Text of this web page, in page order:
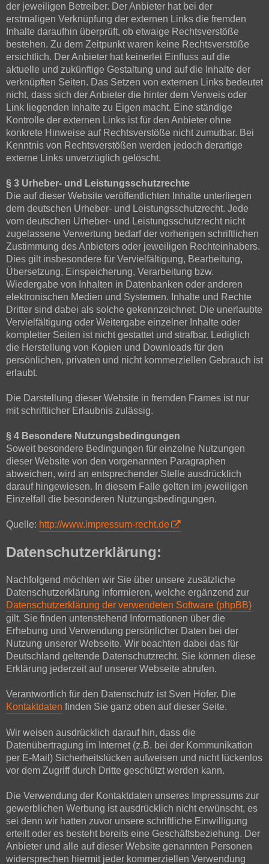
der jeweiligen Betreiber. Der Anbieter hat bei der
erstmaligen Verknüpfung der externen Links die fremden
Inhalte daraufhin überprüft, ob etwaige Rechtsverstöße
bestehen. Zu dem Zeitpunkt waren keine Rechtsverstöße
ersichtlich. Der Anbieter hat keinerlei Einfluss auf die
aktuelle und zukünftige Gestaltung und auf die Inhalte der
verknüpften Seiten. Das Setzen von externen Links bedeutet
nicht, dass sich der Anbieter die hinter dem Verweis oder
Link liegenden Inhalte zu Eigen macht. Eine ständige
Kontrolle der externen Links ist für den Anbieter ohne
konkrete Hinweise auf Rechtsverstöße nicht zumutbar. Bei
Kenntnis von Rechtsverstößen werden jedoch derartige
externe Links unverzüglich gelöscht.
§ 3 Urheber- und Leistungsschutzrechte
Die auf dieser Website veröffentlichten Inhalte unterliegen
dem deutschen Urheber- und Leistungsschutzrecht. Jede
vom deutschen Urheber- und Leistungsschutzrecht nicht
zugelassene Verwertung bedarf der vorherigen schriftlichen
Zustimmung des Anbieters oder jeweiligen Rechteinhabers.
Dies gilt insbesondere für Vervielfältigung, Bearbeitung,
Übersetzung, Einspeicherung, Verarbeitung bzw.
Wiedergabe von Inhalten in Datenbanken oder anderen
elektronischen Medien und Systemen. Inhalte und Rechte
Dritter sind dabei als solche gekennzeichnet. Die unerlaubte
Vervielfältigung oder Weitergabe einzelner Inhalte oder
kompletter Seiten ist nicht gestattet und strafbar. Lediglich
die Herstellung von Kopien und Downloads für den
persönlichen, privaten und nicht kommerziellen Gebrauch ist
erlaubt.
Die Darstellung dieser Website in fremden Frames ist nur
mit schriftlicher Erlaubnis zulässig.
§ 4 Besondere Nutzungsbedingungen
Soweit besondere Bedingungen für einzelne Nutzungen
dieser Website von den vorgenannten Paragraphen
abweichen, wird an entsprechender Stelle ausdrücklich
darauf hingewiesen. In diesem Falle gelten im jeweiligen
Einzelfall die besonderen Nutzungsbedingungen.
Quelle: http://www.impressum-recht.de
Datenschutzerklärung:
Nachfolgend möchten wir Sie über unsere zusätzliche
Datenschutzerklärung informieren, welche ergänzend zur
Datenschutzerklärung der verwendeten Software (phpBB)
gilt. Sie finden untenstehend Informationen über die
Erhebung und Verwendung persönlicher Daten bei der
Nutzung unserer Webseite. Wir beachten dabei das für
Deutschland geltende Datenschutzrecht. Sie können diese
Erklärung jederzeit auf unserer Webseite abrufen.
Verantwortlich für den Datenschutz ist Sven Höfer. Die
Kontaktdaten finden Sie ganz oben auf dieser Seite.
Wir weisen ausdrücklich darauf hin, dass die
Datenübertragung im Internet (z.B. bei der Kommunikation
per E-Mail) Sicherheitslücken aufweisen und nicht lückenlos
vor dem Zugriff durch Dritte geschützt werden kann.
Die Verwendung der Kontaktdaten unseres Impressums zur
gewerblichen Werbung ist ausdrücklich nicht erwünscht, es
sei denn wir hatten zuvor unsere schriftliche Einwilligung
erteilt oder es besteht bereits eine Geschäftsbeziehung. Der
Anbieter und alle auf dieser Website genannten Personen
widersprechen hiermit jeder kommerziellen Verwendung